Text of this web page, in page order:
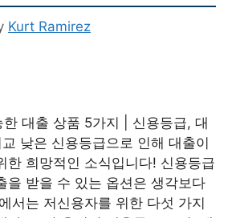
Kurt Ramirez
한 대출 상품 5가지 | 신용등급, 대
낮은 신용등급으로 인해 대출이
한 희망적인 소식입니다! 신용등급
을 받을 수 있는 옵션은 생각보다
서는 저신용자를 위한 다섯 가지